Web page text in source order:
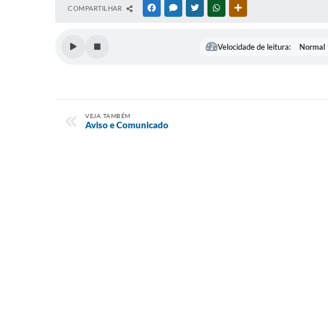
COMPARTILHAR FACEBOOKMESSENGER
TWITTERWHATSAPP
Velocidade de leitura:
VEJA TAMBÉM
Aviso e Comunicado